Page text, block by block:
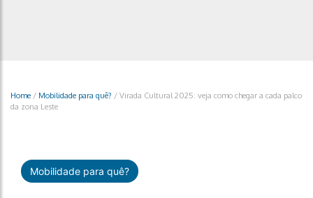
Home / Mobilidade para quê? / Virada Cultural 2025: veja como chegar a cada palco
da zona Leste
Mobilidade para quê?